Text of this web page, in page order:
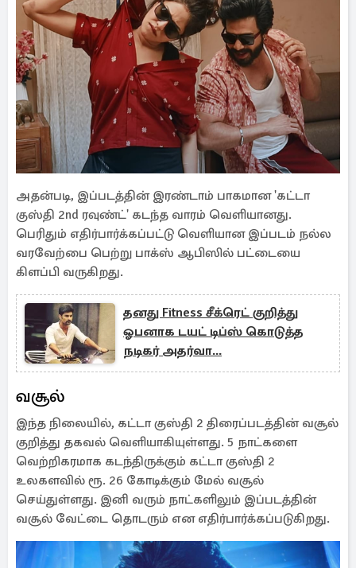
அதன்படி, இப்படத்தின் இரண்டாம் பாகமான 'கட்டா
குஸ்தி 2nd ரவுண்ட்' கடந்த வாரம் வெளியானது.
பெரிதும் எதிர்பார்க்கப்பட்டு வெளியான இப்படம் நல்ல
வரவேற்பை பெற்று பாக்ஸ் ஆபிஸில் பட்டையை
கிளப்பி வருகிறது.
தனது Fitness சீக்ரெட் குறித்து
ஓபனாக டயட் டிப்ஸ் கொடுத்த
நடிகர் அதர்வா...
வசூல்
இந்த நிலையில், கட்டா குஸ்தி 2 திரைப்படத்தின் வசூல்
குறித்து தகவல் வெளியாகியுள்ளது. 5 நாட்களை
வெற்றிகரமாக கடந்திருக்கும் கட்டா குஸ்தி 2
உலகளவில் ரூ. 26 கோடிக்கும் மேல் வசூல்
செய்துள்ளது. இனி வரும் நாட்களிலும் இப்படத்தின்
வசூல் வேட்டை தொடரும் என எதிர்பார்க்கப்படுகிறது.